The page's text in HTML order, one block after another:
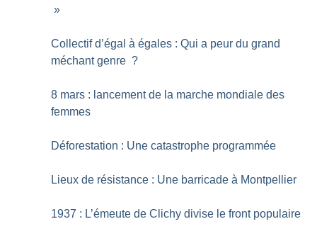
»
Collectif d’égal à égales : Qui a peur du grand
méchant genre ?
8 mars : lancement de la marche mondiale des
femmes
Déforestation : Une catastrophe programmée
Lieux de résistance : Une barricade à Montpellier
1937 : L’émeute de Clichy divise le front populaire